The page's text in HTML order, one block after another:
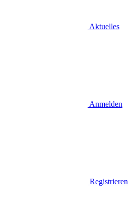
Aktuelles
Anmelden
Registrieren